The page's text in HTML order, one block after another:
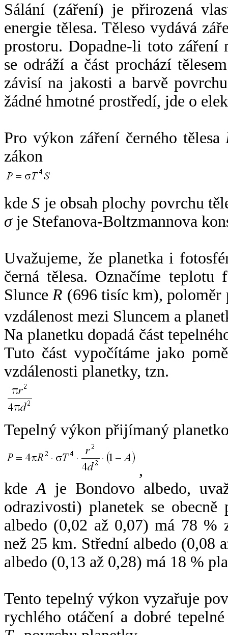
Sálání (záření) je přirozená
energie tělesa. Těleso vydává
prostoru. Dopadne-li toto záření
se odráží a část prochází
závisí na jakosti a barvě
žádné hmotné prostředí, jde o
Pro výkon záření černého tělesa
zákon
kdeS je obsah plochy povrchu
σje Stefanova-Boltzmannova
Uvažujeme, že planetka i
černá tělesa. Označíme
SlunceR (696 tisíc km),
vzdálenost mezi Sluncem a
Na planetku dopadá část
Tuto část vypočítáme jako
vzdálenosti planetky, tzn.
Tepelný výkon přijímaný
,
kdeA je Bondovo albedo,
odrazivosti) planetek se
albedo (0,02 až 0,07) má 78 %
než 25 km. Střední albedo (0,08
albedo (0,13 až 0,28) má 18 %
Tento tepelný výkon vyzařuje
rychlého otáčení a dobré